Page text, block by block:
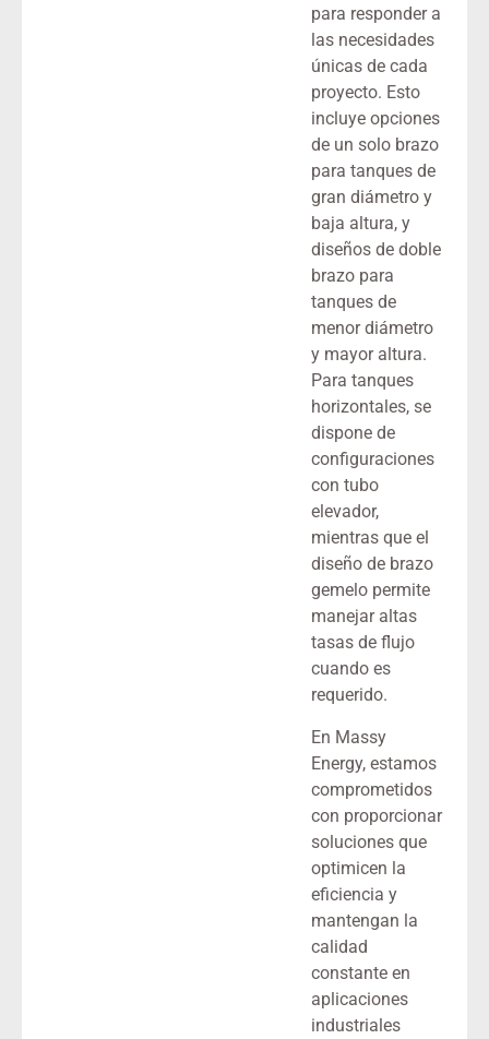
para responder a
las necesidades
únicas de cada
proyecto. Esto
incluye opciones
de un solo brazo
para tanques de
gran diámetro y
baja altura, y
diseños de doble
brazo para
tanques de
menor diámetro
y mayor altura.
Para tanques
horizontales, se
dispone de
configuraciones
con tubo
elevador,
mientras que el
diseño de brazo
gemelo permite
manejar altas
tasas de flujo
cuando es
requerido.
En Massy
Energy, estamos
comprometidos
con proporcionar
soluciones que
optimicen la
eficiencia y
mantengan la
calidad
constante en
aplicaciones
industriales